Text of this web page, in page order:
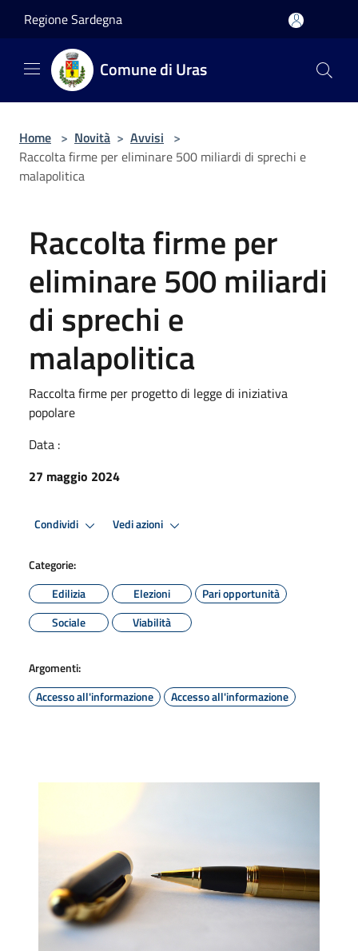
Regione Sardegna
Comune di Uras
Home > Novità > Avvisi >
Raccolta firme per eliminare 500 miliardi di sprechi e
malapolitica
Raccolta firme per
eliminare 500 miliardi
di sprechi e
malapolitica
Raccolta firme per progetto di legge di iniziativa
popolare
Data :
27 maggio 2024
Condividi Vedi azioni
Categorie:
Edilizia
Elezioni
Pari opportunità
Sociale
Viabilità
Argomenti:
Accesso all'informazione
Accesso all'informazione